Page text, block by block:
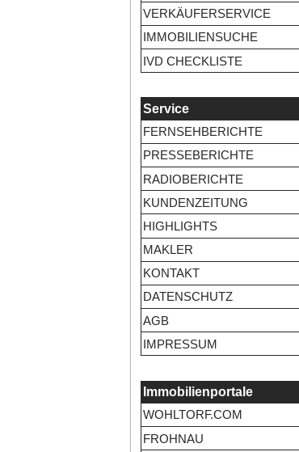
VERKÄUFERSERVICE
IMMOBILIENSUCHE
IVD CHECKLISTE
Service
FERNSEHBERICHTE
PRESSEBERICHTE
RADIOBERICHTE
KUNDENZEITUNG
HIGHLIGHTS
MAKLER
KONTAKT
DATENSCHUTZ
AGB
IMPRESSUM
Immobilienportale
WOHLTORF.COM
FROHNAU